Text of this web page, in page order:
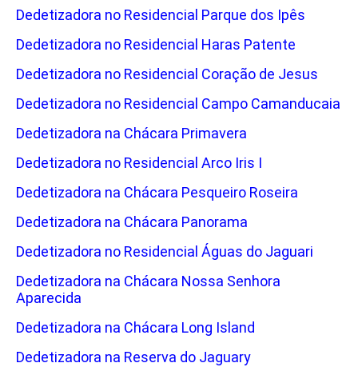
Dedetizadora no Residencial Parque dos Ipês
Dedetizadora no Residencial Haras Patente
Dedetizadora no Residencial Coração de Jesus
Dedetizadora no Residencial Campo Camanducaia
Dedetizadora na Chácara Primavera
Dedetizadora no Residencial Arco Iris I
Dedetizadora na Chácara Pesqueiro Roseira
Dedetizadora na Chácara Panorama
Dedetizadora no Residencial Águas do Jaguari
Dedetizadora na Chácara Nossa Senhora
Aparecida
Dedetizadora na Chácara Long Island
Dedetizadora na Reserva do Jaguary